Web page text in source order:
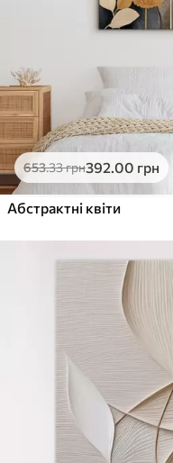
653.33грн392.00 грн
Абстрактні квіти